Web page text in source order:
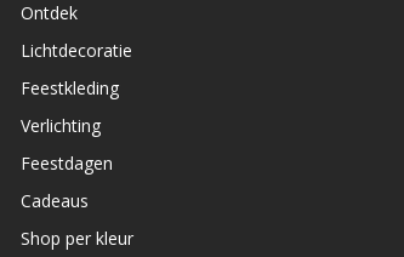
Ontdek
Lichtdecoratie
Feestkleding
Verlichting
Feestdagen
Cadeaus
Shop per kleur